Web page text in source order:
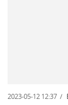
2023-05-12 12:37